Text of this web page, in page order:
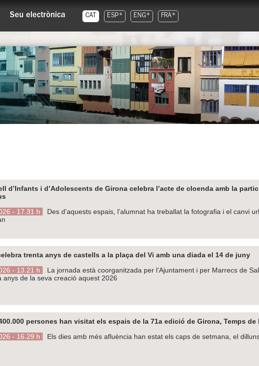
Seu electrònica CAT ESP* ENG* FRA*
d’Infants i d’Adolescents de Girona celebra l’acte de cloenda amb la
- 17.31 h
Des d’aquests espais, l’alumnat ha treballat la fotografia i el canvi
trenta anys de castells a la plaça del Vi amb una diada el 14 de juny
- 13.21 h
La jornada està coorganitzada per l’Ajuntament i per Marrecs de
anys de la seva creació aquest 2026
persones han visitat els espais de la 71a edició de Girona, Temps de
- 16.29 h
Els dies amb més afluència han estat els caps de setmana, el